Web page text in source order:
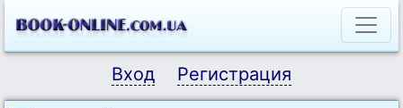
Вход Регистрация